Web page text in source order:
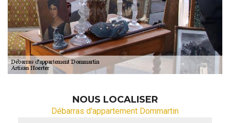
NOUS LOCALISER
Débarras d'appartement Dommartin